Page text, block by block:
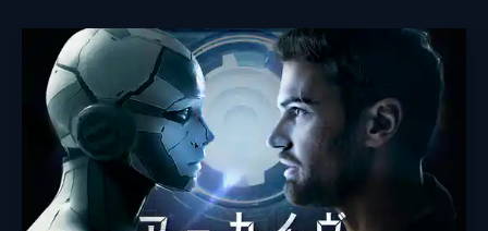
製作 ニコラス・シャルティエ
ゼヴ・フォアマン
ドミニク・ラスタム
ナイカリ・イピニャ